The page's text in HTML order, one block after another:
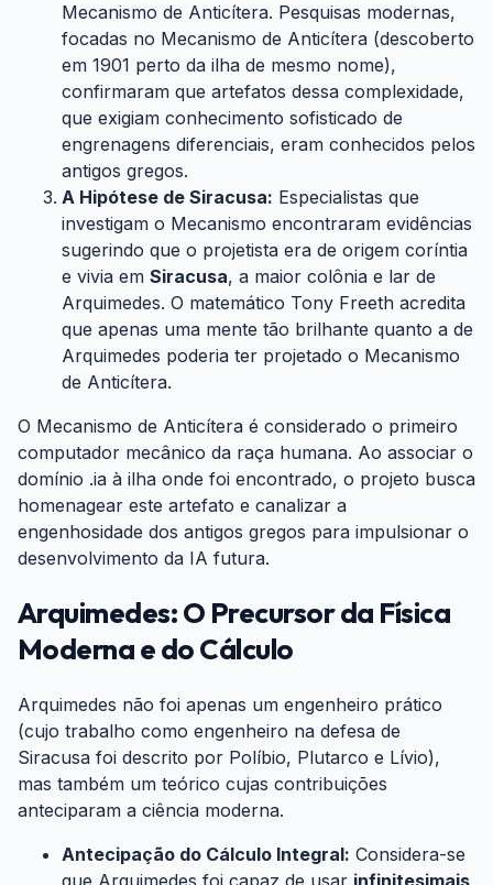
Mecanismo de Anticítera. Pesquisas modernas,
focadas no Mecanismo de Anticítera (descoberto
em 1901 perto da ilha de mesmo nome),
confirmaram que artefatos dessa complexidade,
que exigiam conhecimento sofisticado de
engrenagens diferenciais, eram conhecidos pelos
antigos gregos.
A Hipótese de Siracusa: Especialistas que
investigam o Mecanismo encontraram evidências
sugerindo que o projetista era de origem coríntia
e vivia em Siracusa, a maior colônia e lar de
Arquimedes. O matemático Tony Freeth acredita
que apenas uma mente tão brilhante quanto a de
Arquimedes poderia ter projetado o Mecanismo
de Anticítera.
O Mecanismo de Anticítera é considerado o primeiro
computador mecânico da raça humana. Ao associar o
domínio .ia à ilha onde foi encontrado, o projeto busca
homenagear este artefato e canalizar a
engenhosidade dos antigos gregos para impulsionar o
desenvolvimento da IA futura.
Arquimedes: O Precursor da Física
Moderna e do Cálculo
Arquimedes não foi apenas um engenheiro prático
(cujo trabalho como engenheiro na defesa de
Siracusa foi descrito por Políbio, Plutarco e Lívio),
mas também um teórico cujas contribuições
anteciparam a ciência moderna.
Antecipação do Cálculo Integral: Considera-se
que Arquimedes foi capaz de usar infinitesimais